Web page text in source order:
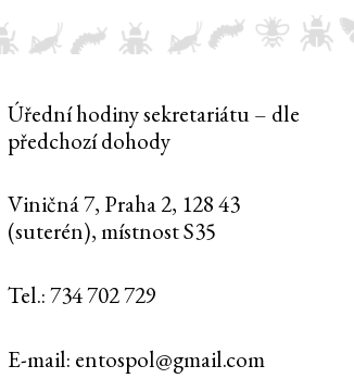
Úřední hodiny sekretariátu – dle
předchozí dohody
Viničná 7, Praha 2, 128 43
(suterén), místnost S35
Tel.: 734 702 729
E-mail: entospol@gmail.com